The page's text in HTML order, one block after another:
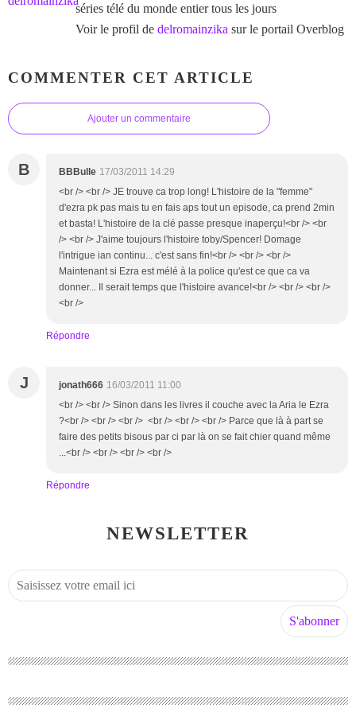
séries télé du monde entier tous les jours
Voir le profil de delromainzika sur le portail Overblog
COMMENTER CET ARTICLE
Ajouter un commentaire
B BBBulle 17/03/2011 14:29
<br /> <br /> JE trouve ca trop long! L'histoire de la "femme"
d'ezra pk pas mais tu en fais aps tout un episode, ca prend 2min
et basta! L'histoire de la clé passe presque inaperçu!<br /> <br
/> <br /> J'aime toujours l'histoire toby/Spencer! Domage
l'intrigue ian continu... c'est sans fin!<br /> <br /> <br />
Maintenant si Ezra est mélé à la police qu'est ce que ca va
donner... Il serait temps que l'histoire avance!<br /> <br /> <br />
<br />
Répondre
J jonath666 16/03/2011 11:00
<br /> <br /> Sinon dans les livres il couche avec la Aria le Ezra
?<br /> <br /> <br /> <br /> <br /> <br /> Parce que là à part se
faire des petits bisous par ci par là on se fait chier quand même
...<br /> <br /> <br /> <br />
Répondre
NEWSLETTER